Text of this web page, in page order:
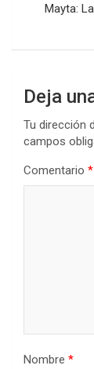
Mayta:
Deja
Tu dirección
campos
Comentario *
Nombre *